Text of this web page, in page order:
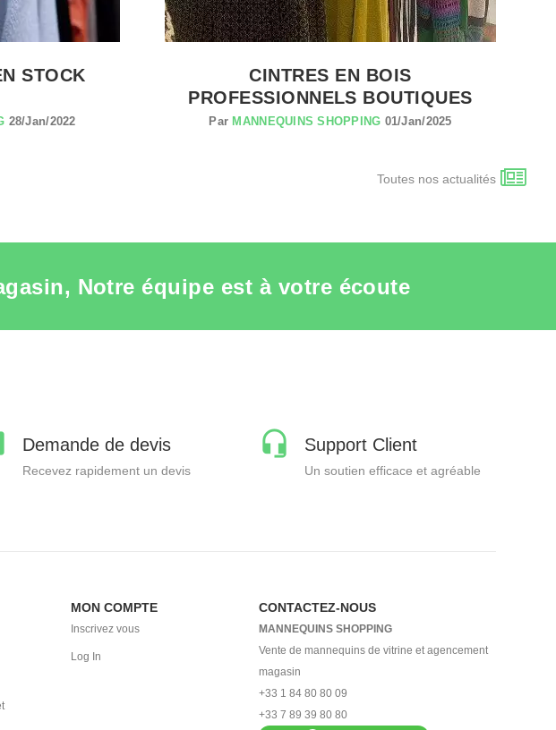
STOCK
28/Jan/2022
CINTRES EN BOIS
PROFESSIONNELS BOUTIQUES
Par MANNEQUINS SHOPPING 01/Jan/2025
Toutes nos actualités
Notre équipe est à votre écoute
Demande de devis
Recevez rapidement un devis
Support Client
Un soutien efficace et agréable
MON COMPTE
Inscrivez vous
Log In
CONTACTEZ-NOUS
MANNEQUINS SHOPPING
Vente de mannequins de vitrine et agencement
magasin
+33 1 84 80 80 09
+33 7 89 39 80 80